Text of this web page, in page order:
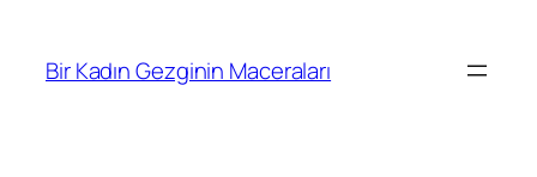
Bir Kadın Gezginin Maceraları